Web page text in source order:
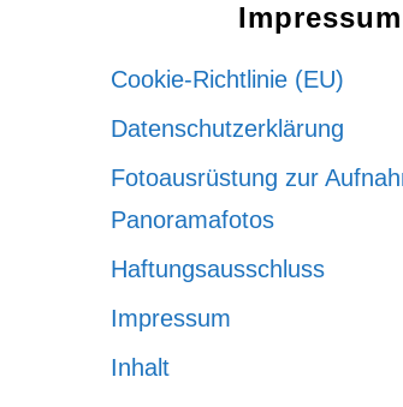
Impressum
Cookie-Richtlinie (EU)
Datenschutzerklärung
Fotoausrüstung zur
Panoramafotos
Haftungsausschluss
Impressum
Inhalt